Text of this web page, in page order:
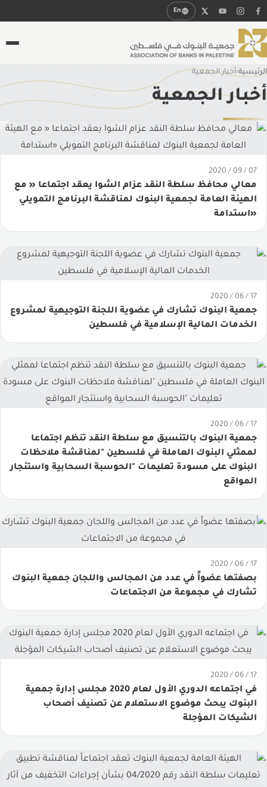
En
من نحن
لمحة عامة
النظام الاساسي
مجلس الإدارة
أنظمة وقوانين
أرقام مصرفية
الوضع المالي للبنوك
الدراسات والأبحاث المصرفية
الأداء المقارن للبنوك
المؤشر المصرفي
الجهاز الوظيفي
التوزيع الجغرافي
الأردني
مقارنة حصص سوقية
القوائم المالية للبنوك
انفوجرافيك مصرفية
المركز الإعلامي
أخبار الجمعية
مقالات وتقارير
مجلة البنوك
الرئيسية›أخبار الجمعية
أخبار الجمعية
07 / 09 / 2020
معالي محافظ سلطة النقد عزام الشوا يعقد اجتماعا « مع
الهيئة العامة لجمعية البنوك لمناقشة البرنامج التمويلي
«استدامة
17 / 06 / 2020
جمعية البنوك تشارك في عضوية اللجنة التوجيهية لمشروع
الخدمات المالية الإسلامية في فلسطين
17 / 06 / 2020
جمعية البنوك بالتنسيق مع سلطة النقد تنظم اجتماعا
لممثلي البنوك العاملة في فلسطين "لمناقشة ملاحظات
البنوك على مسودة تعليمات "الحوسبة السحابية واستئجار
المواقع
17 / 06 / 2020
بصفتها عضواً في عدد من المجالس واللجان جمعية البنوك
تشارك في مجموعة من الاجتماعات
17 / 06 / 2020
في اجتماعه الدوري الأول لعام 2020 مجلس إدارة جمعية
البنوك يبحث موضوع الاستعلام عن تصنيف أصحاب
الشيكات المؤجلة